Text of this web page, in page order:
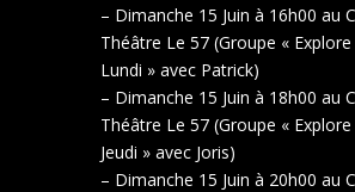
– Dimanche 15 Juin à 16h00 au
Théâtre Le 57 (Groupe «
Lundi » avec Patrick)
– Dimanche 15 Juin à 18h00 au
Théâtre Le 57 (Groupe «
Jeudi » avec Joris)
– Dimanche 15 Juin à 20h00 au